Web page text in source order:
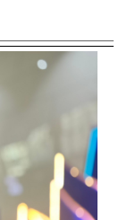
ามีแบบจำกัด
งจะลงตัวก็ใช้
และทำอย่าง
มันเป็นเพลงที่มี
วนหนึ่งเป็น
มันก็มีบางท่า
ที่เป็น